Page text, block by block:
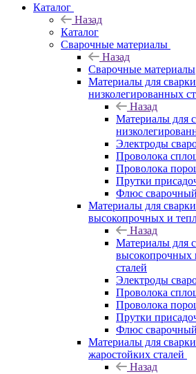
Каталог
Назад
Каталог
Сварочные материалы
Назад
Сварочные материалы
Материалы для
низколегированных
Назад
Материалы для
Электроды
Проволока
Проволока
Прутки
Флюс сварочный
Материалы для
высокопрочных и
Назад
Материалы для
высокопрочных
сталей
Электроды
Проволока
Проволока
Прутки
Флюс сварочный
Материалы для
жаростойких сталей
Назад